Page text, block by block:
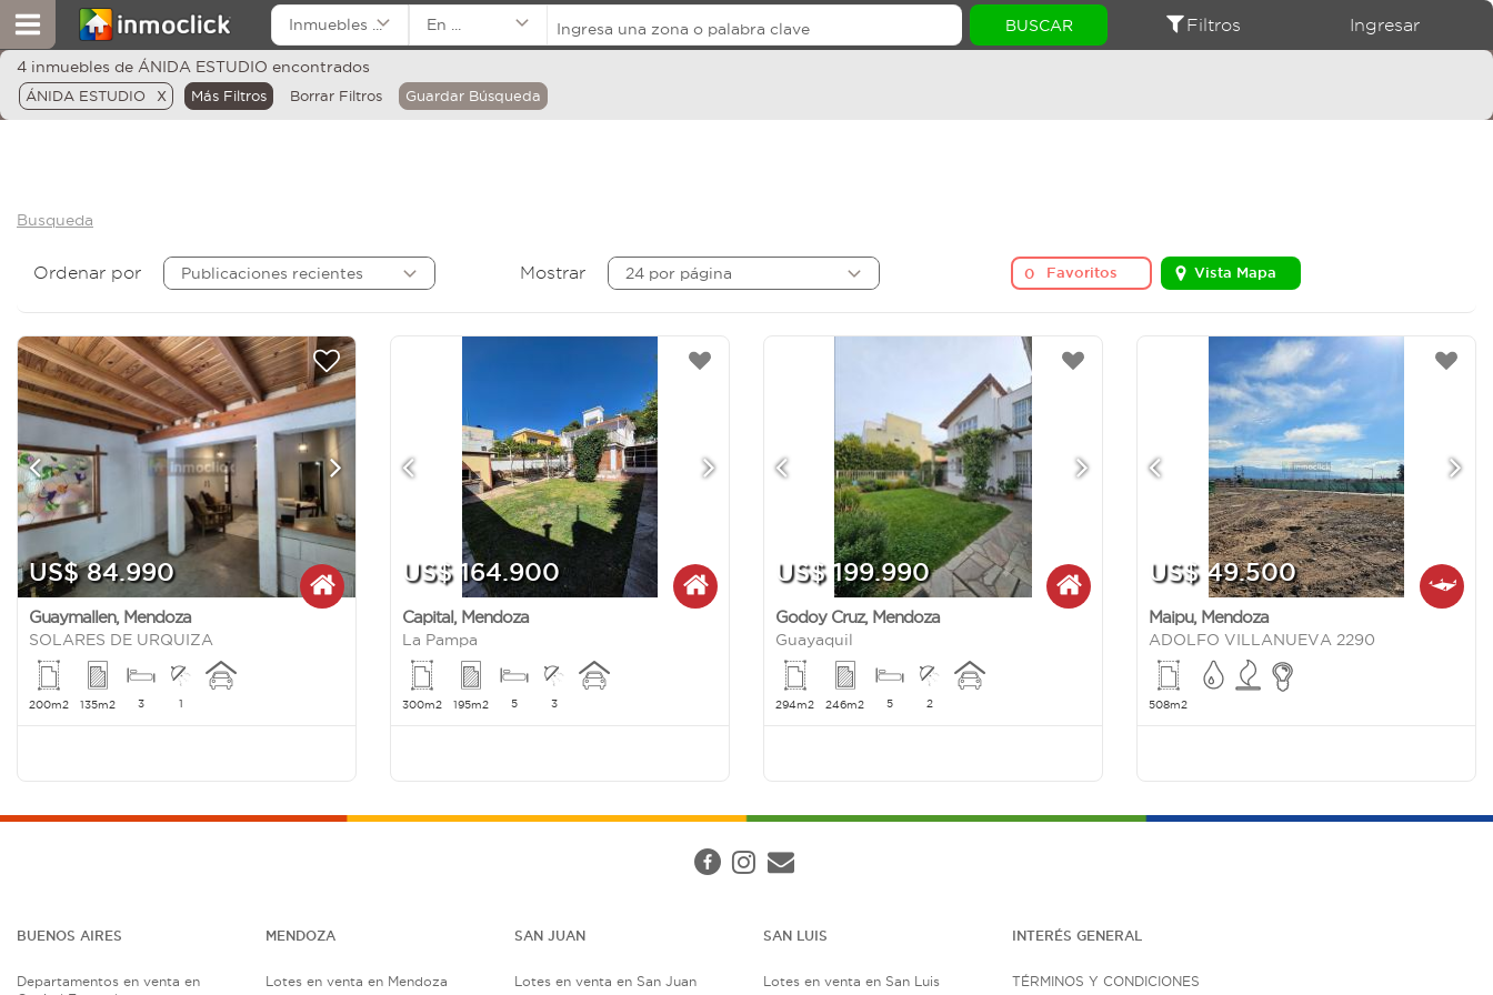
Inmuebles ... En ... Filtros Ingresar
4 inmuebles de ÁNIDA ESTUDIO encontrados
ÁNIDA ESTUDIO x Más Filtros Borrar Filtros Guardar Búsqueda
Busqueda
Ordenar por Publicaciones recientes Mostrar 24 por página 0 Favoritos Vista Mapa
US$ 84.990
Guaymallen, Mendoza
SOLARES DE URQUIZA
200m2 135m2 3 1
US$ 164.900
Capital, Mendoza
La Pampa
300m2 195m2 5 3
US$ 199.990
Godoy Cruz, Mendoza
Guayaquil
294m2 246m2 5 2
US$ 49.500
Maipu, Mendoza
ADOLFO VILLANUEVA 2290
508m2
BUENOS AIRES
Departamentos en venta en
MENDOZA
Lotes en venta en Mendoza
SAN JUAN
Lotes en venta en San Juan
SAN LUIS
Lotes en venta en San Luis
INTERÉS GENERAL
TÉRMINOS Y CONDICIONES